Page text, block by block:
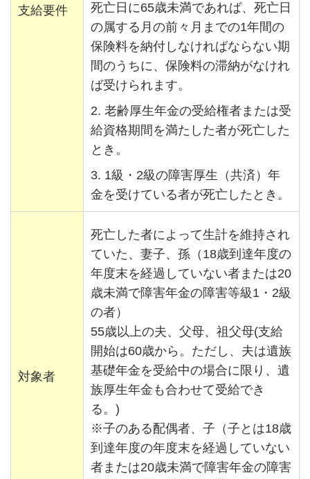
支給要件
死亡日に65歳未満であれば、死亡日
の属する月の前々月までの1年間の
保険料を納付しなければならない期
間のうちに、保険料の滞納がなけれ
ば受けられます。
2. 老齢厚生年金の受給権者または受
給資格期間を満たした者が死亡した
とき。
3. 1級・2級の障害厚生（共済）年
金を受けている者が死亡したとき。
対象者
死亡した者によって生計を維持され
ていた、妻子、孫（18歳到達年度の
年度末を経過していない者または20
歳未満で障害年金の障害等級1・2級
の者）
55歳以上の夫、父母、祖父母(支給
開始は60歳から。ただし、夫は遺族
基礎年金を受給中の場合に限り、遺
族厚生年金も合わせて受給でき
る。)
※子のある配偶者、子（子とは18歳
到達年度の年度末を経過していない
者または20歳未満で障害年金の障害